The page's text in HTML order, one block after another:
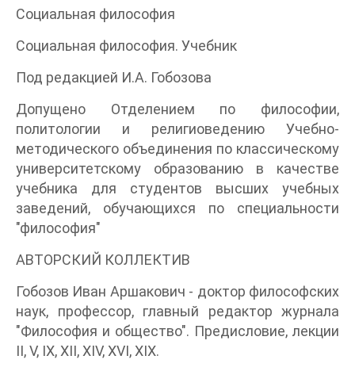
Социальная философия
Социальная философия. Учебник
Под редакцией И.А. Гобозова
Допущено Отделением по философии,
политологии и религиоведению Учебно-
методического объединения по классическому
университетскому образованию в качестве
учебника для студентов высших учебных
заведений, обучающихся по специальности
"философия"
АВТОРСКИЙ КОЛЛЕКТИВ
Гобозов Иван Аршакович - доктор философских
наук, профессор, главный редактор журнала
"Философия и общество". Предисловие, лекции
II, V, IX, XII, XIV, XVI, XIX.